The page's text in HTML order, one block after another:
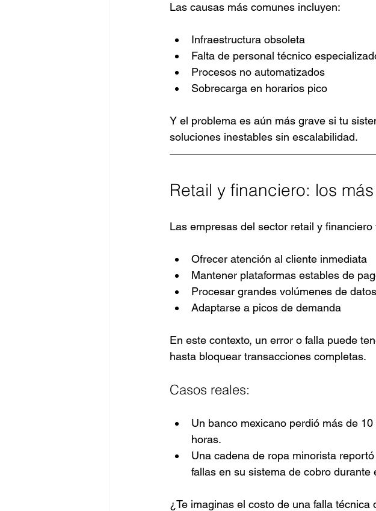
Las causas más comunes incluyen:
Infraestructura obsoleta
Falta de personal técnico
Procesos no automatizados
Sobrecarga en horarios pico
Y el problema es aún más grave si tu
soluciones inestables sin escalabilidad.
Retail y financiero: los
Las empresas del sector retail y
Ofrecer atención al cliente inmediata
Mantener plataformas estables de
Procesar grandes volúmenes de datos
Adaptarse a picos de demanda
En este contexto, un error o falla puede
hasta bloquear transacciones completas.
Casos reales:
Un banco mexicano perdió más de
horas.
Una cadena de ropa minorista
fallas en su sistema de cobro durante
¿Te imaginas el costo de una falla